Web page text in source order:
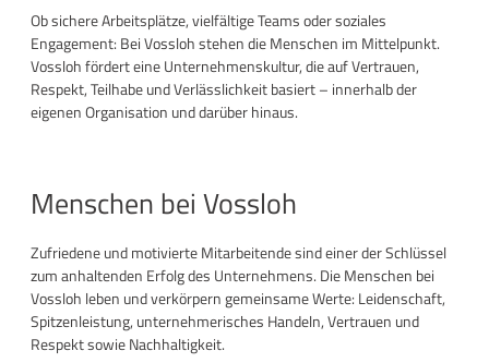
Ob sichere Arbeitsplätze, vielfältige Teams oder soziales
Engagement: Bei Vossloh stehen die Menschen im Mittelpunkt.
Vossloh fördert eine Unternehmenskultur, die auf Vertrauen,
Respekt, Teilhabe und Verlässlichkeit basiert – innerhalb der
eigenen Organisation und darüber hinaus.
Menschen bei Vossloh
Zufriedene und motivierte Mitarbeitende sind einer der Schlüssel
zum anhaltenden Erfolg des Unternehmens. Die Menschen bei
Vossloh leben und verkörpern gemeinsame Werte: Leidenschaft,
Spitzenleistung, unternehmerisches Handeln, Vertrauen und
Respekt sowie Nachhaltigkeit.